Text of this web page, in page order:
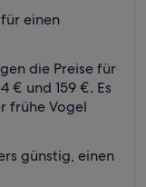
einen
die Preise für
€ und 159 €. Es
frühe Vogel
günstig, einen